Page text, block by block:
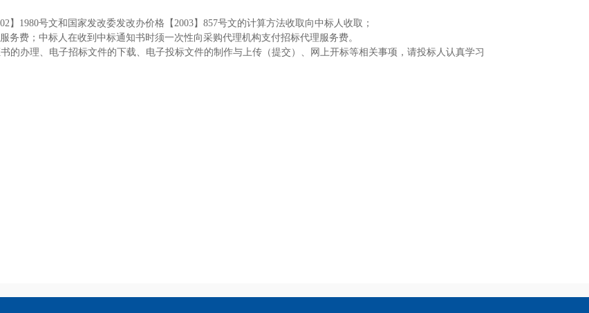
】1980号文和国家发改委发改办价格【2003】857号文的计算方法收取向中标人收取；
务费；中标人在收到中标通知书时须一次性向采购代理机构支付招标代理服务费。
的办理、电子招标文件的下载、电子投标文件的制作与上传（提交）、网上开标等相关事项，请投标人认真学习